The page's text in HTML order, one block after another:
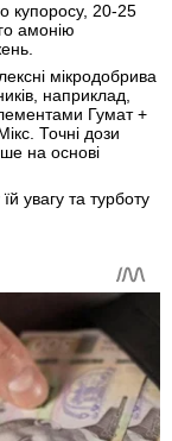
купоросу, 20-25
амонію
мікродобрива
наприклад,
Гумат +
Точні дози
на основі
увагу та турботу